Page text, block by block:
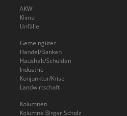
AKW
Klima
Unfälle
Gemeingüter
Handel/Banken
Haushalt/Schulden
Industrie
Konjunktur/Krise
Landwirtschaft
Kolumnen
Kolumne Birger Scholz